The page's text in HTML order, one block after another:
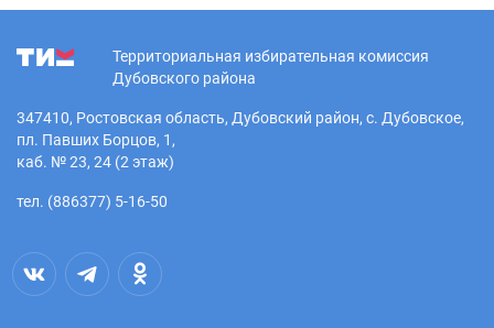
Территориальная избирательная комиссия
Дубовского района
347410, Ростовская область, Дубовский район, с. Дубовское,
пл. Павших Борцов, 1,
каб. № 23, 24 (2 этаж)
тел. (886377) 5-16-50